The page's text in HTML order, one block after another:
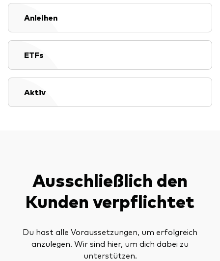
Anleihen
ETFs
Aktiv
Ausschließlich den
Kunden verpflichtet
Du hast alle Voraussetzungen, um erfolgreich
anzulegen. Wir sind hier, um dich dabei zu
unterstützen.